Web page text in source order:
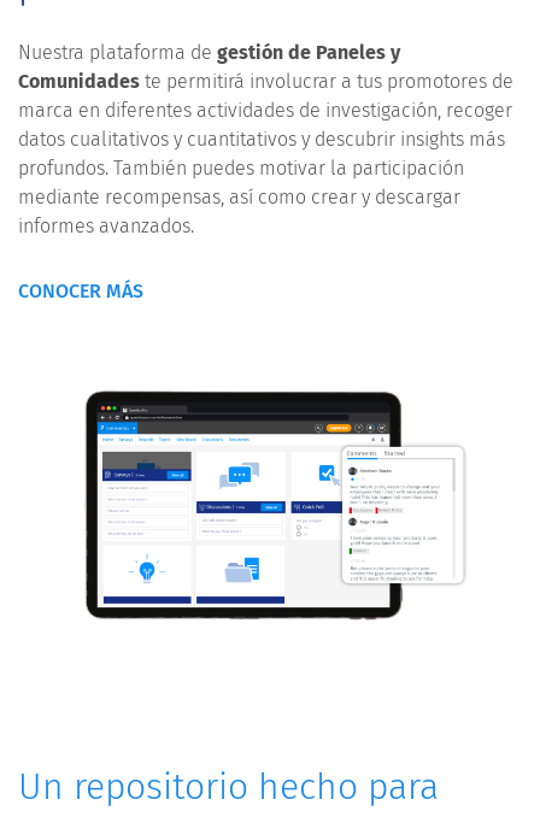
Nuestra plataforma de gestión de Paneles y
Comunidades te permitirá involucrar a tus promotores de
marca en diferentes actividades de investigación, recoger
datos cualitativos y cuantitativos y descubrir insights más
profundos. También puedes motivar la participación
mediante recompensas, así como crear y descargar
informes avanzados.
CONOCER MÁS
Un repositorio hecho para